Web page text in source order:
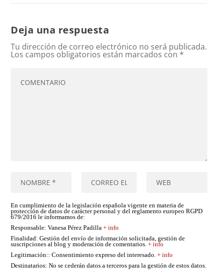
Deja una respuesta
Tu dirección de correo electrónico no será publicada.
Los campos obligatorios están marcados con *
En cumplimiento de la legislación española vigente en materia de
protección de datos de carácter personal y del reglamento europeo RGPD
679/2016 le informamos de:
Responsable: Vanesa Pérez Padilla+ info
Finalidad: Gestión del envío de información solicitada, gestión de
suscripciones al blog y moderación de comentarios.+ info
Legitimación:: Consentimiento expreso del interesado.+ info
Destinatarios: No se cederán datos a terceros para la gestión de estos datos.